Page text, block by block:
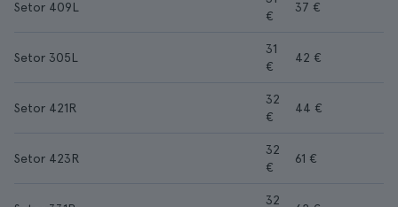
Setor 409L
€
37 €
Setor 305L
31
€
42 €
Setor 421R
32
€
44 €
Setor 423R
32
€
61 €
32